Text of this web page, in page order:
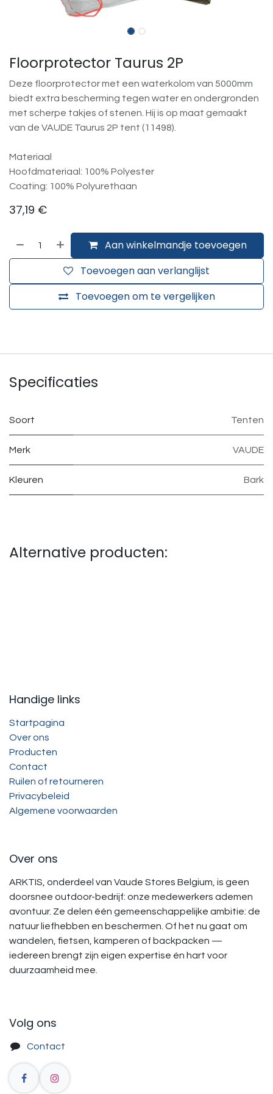
Floorprotector Taurus 2P
Deze floorprotector met een waterkolom van 5000mm
biedt extra bescherming tegen water en ondergronden
met scherpe takjes of stenen. Hij is op maat gemaakt
van de VAUDE Taurus 2P tent (11498).
Materiaal
Hoofdmateriaal: 100% Polyester
Coating: 100% Polyurethaan
37,19 €
Aan winkelmandje toevoegen
Toevoegen om te vergelijken
Toevoegen aan verlanglijst
Specificaties
Soort Tenten
Merk VAUDE
Kleuren Bark
Alternative producten:
Handige links
Startpagina
Over ons
Producten
Contact
Ruilen of retourneren
Privacybeleid
Algemene voorwaarden
Over ons
ARKTIS, onderdeel van Vaude Stores Belgium, is geen
doorsnee outdoor-bedrijf: onze medewerkers ademen
avontuur. Ze delen één gemeenschappelijke ambitie: de
natuur liefhebben en beschermen. Of het nu gaat om
wandelen, fietsen, kamperen of backpacken —
iedereen brengt zijn eigen expertise én hart voor
duurzaamheid mee.
Volg ons
Contact